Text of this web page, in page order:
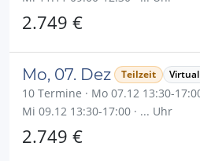
2.749 €
Mo, 07. Dez Teilzeit
10 Termine · Mo 07.12 13:30-
Mi 09.12 13:30-17:00 · ... Uhr
2.749 €